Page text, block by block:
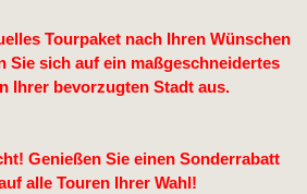
Tourpaket nach Ihren Wünschen
Sie sich auf ein maßgeschneidertes
Ihrer bevorzugten Stadt aus.
Genießen Sie einen Sonderrabatt
alle Touren Ihrer Wahl!